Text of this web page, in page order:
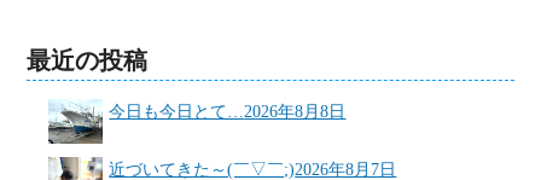
最近の投稿
今日も今日とて… 2026年8月8日
近づいてきた～(￣▽￣;)2026年8月7日